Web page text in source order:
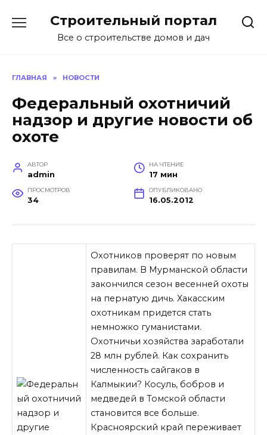
содержанию
Строительный портал
Все о строительстве домов и дач
ГЛАВНАЯ » НОВОСТИ
Федеральный охотничий
надзор и другие новости об
охоте
АВТОР
admin
НА ЧТЕНИЕ
17 мин
ПРОСМОТРОВ
34
ОПУБЛИКОВАНО
16.05.2012
Охотников проверят по новым
правилам. В Мурманской области
закончился сезон весенней охоты
на пернатую дичь. Хакасским
охотникам придется стать
немножко гуманистами.
Охотничьи хозяйства заработали
28 млн рублей. Как сохранить
численность сайгаков в
Калмыкии? Косуль, бобров и
медведей в Томской области
становится все больше.
Красноярский край переживает